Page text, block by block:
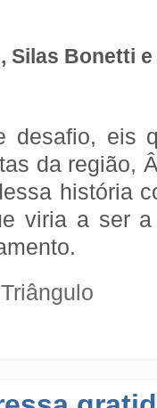
Silas Bonetti
desafio, eis
da região,
história
viria a ser a